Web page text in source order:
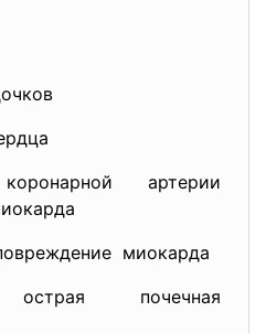
артерии
миокарда
почечная